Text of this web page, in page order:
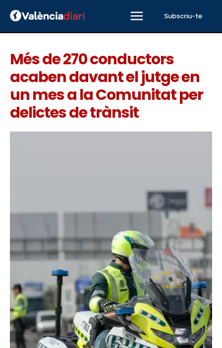
Subscriu-te
Més de 270 conductors
acaben davant el jutge en
un mes a la Comunitat per
delictes de trànsit